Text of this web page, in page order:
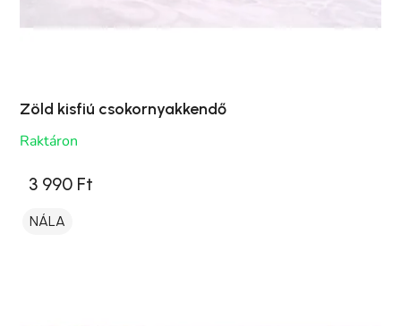
Zöld kisfiú csokornyakkendő
Raktáron
3 990 Ft
NÁLA